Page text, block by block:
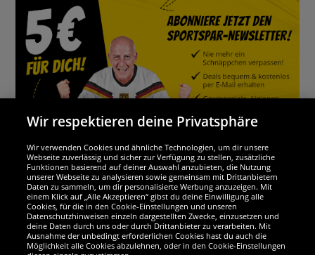
Wir sind ausgezeichnet
Wir respektieren deine Privatsphäre
Wir verwenden Cookies und ähnliche Technologien, um dir unsere
Webseite zuverlässig und sicher zur Verfügung zu stellen, zusätzliche
Funktionen basierend auf deiner Auswahl anzubieten, die Nutzung
unserer Webseite zu analysieren sowie gemeinsam mit Drittanbietern
Daten zu sammeln, um dir personalisierte Werbung anzuzeigen. Mit
einem Klick auf „Alle Akzeptieren“ gibst du deine Einwilligung alle
Cookies, für die in den Cookie-Einstellungen und unseren
Datenschutzhinweisen einzeln dargestellten Zwecke, einzusetzen und
deine Daten durch uns oder durch Drittanbieter zu verarbeiten. Mit
Ausnahme der unbedingt erforderlichen Cookies hast du auch die
Möglichkeit alle Cookies abzulehnen, oder in den Cookie-Einstellungen